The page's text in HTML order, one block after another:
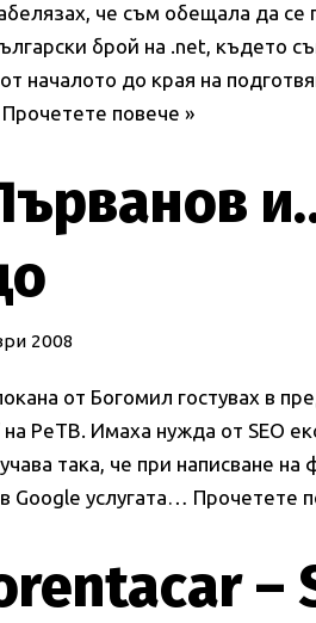
че съм обещала да се
брой на .net, където
началото до края на
Прочетете повече »
2008
от Богомил гостувах в
на РеТВ. Имаха нужда от SEO
така, че при написване на
Google услугата… Прочетете
–